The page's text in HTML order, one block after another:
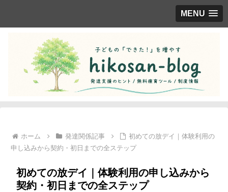
MENU
ホーム 発達関係記事
初めての放デイ｜体験利用の
申し込みから契約・初日までの全ステップ
初めての放デイ｜体験利用の申し込みから
契約・初日までの全ステップ